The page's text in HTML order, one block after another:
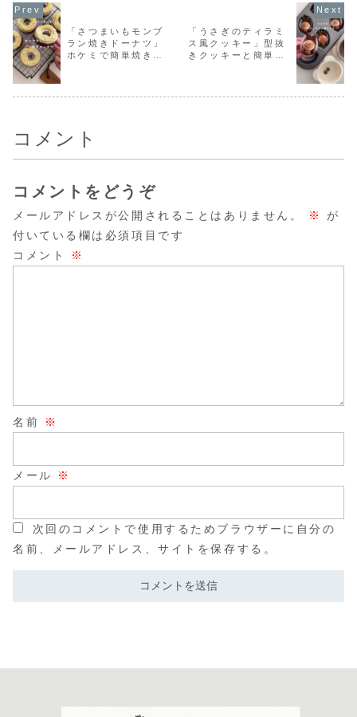
お応えしまし
た。
and ba...
ピを紹介します♪り
んごのマドレーヌ
♥♥ 分量 ♥♥マ
ドレ...
なんとなくねこ型
のフォルムが自分
好みではなく、過
去に一度...
ッキーはこ
回はくまバ
ン🐻くまが
る坊主のか
のをしたク
で...
「さつまいもモンブ
ラン焼きドーナツ」
ホケミで簡単焼きド
「うさぎのティラミ
ス風クッキー」型抜
きクッキーと簡単テ
コメント
コメントをどうぞ
メールアドレスが公開されることはありません。 ※
が
付いている欄は必須項目です
コメント
※
名前 ※
メール ※
次回のコメントで使用するためブラウザーに自分の
名前、メールアドレス、サイトを保存する。